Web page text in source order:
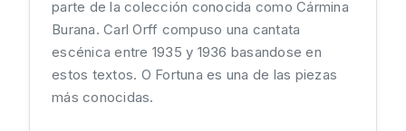
parte de la colección conocida como Cármina
Burana. Carl Orff compuso una cantata
escénica entre 1935 y 1936 basandose en
estos textos. O Fortuna es una de las piezas
más conocidas.